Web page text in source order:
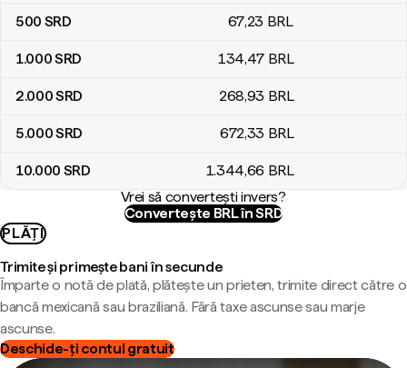
500 SRD 67,23 BRL
1.000SRD 134,47 BRL
2.000SRD 268,93 BRL
5.000SRD 672,33 BRL
10.000 SRD 1.344,66 BRL
Vrei să convertești invers?
Convertește BRL în SRD
PLĂȚI
Trimite și primește bani în secunde
Împarte o notă de plată, plătește un prieten, trimite direct către o
bancă mexicană sau braziliană. Fără taxe ascunse sau marje
ascunse.
Deschide-ți contul gratuit